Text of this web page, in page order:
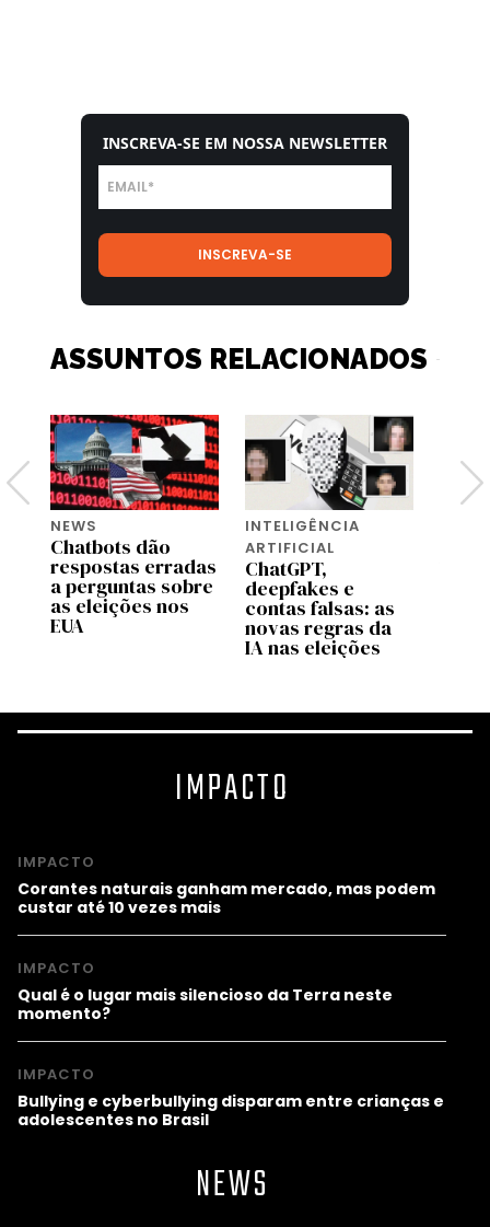
INSCREVA-SE EM NOSSA NEWSLETTER
ASSUNTOS RELACIONADOS
NEWS
Chatbots dão
respostas erradas
a perguntas sobre
as eleições nos
EUA
INTELIGÊNCIA
ARTIFICIAL
ChatGPT,
deepfakes e
contas falsas: as
novas regras da
IA nas eleições
IMPACTO
IMPACTO
Corantes naturais ganham mercado, mas podem
custar até 10 vezes mais
IMPACTO
Qual é o lugar mais silencioso da Terra neste
momento?
IMPACTO
Bullying e cyberbullying disparam entre crianças e
adolescentes no Brasil
NEWS